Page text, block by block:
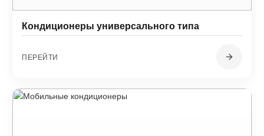
Кондиционеры универсального типа
ПЕРЕЙТИ